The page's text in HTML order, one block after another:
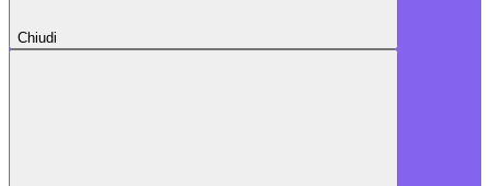
Chiudi